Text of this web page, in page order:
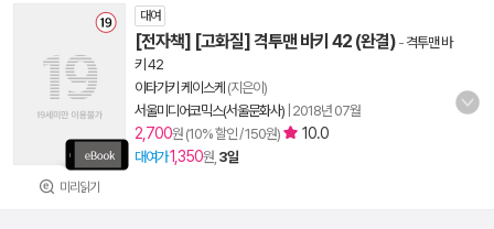
미리읽기
대여
[전자책] [고화질] 격투맨 바키 42 (완결) -격투맨 바
키 42
이타가키 케이스케 (지은이)
서울미디어코믹스(서울문화사) 2018년 07월
2,700원 (10% 할인 / 150원) 10.0
대여가1,350원, 3일